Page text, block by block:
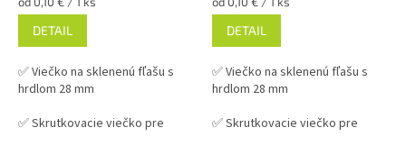
cena:
DETAIL
✅ Viečko na sklenenú fľašu s
hrdlom 28 mm
✅ Skrutkovacie viečko pre
cena:
DETAIL
✅ Viečko na sklenenú fľašu s
hrdlom 28 mm
✅ Skrutkovacie viečko pre